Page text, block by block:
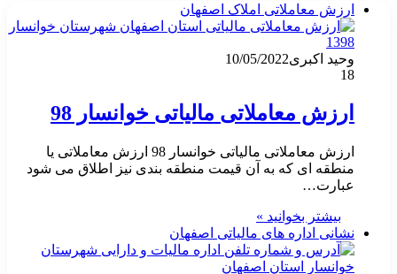
ارزش معاملاتی املاک اصفهان
وحید اکبری10/05/2022
18
ارزش معاملاتی مالیاتی خوانسار 98
ارزش معاملاتی مالیاتی خوانسار 98 ارزش معاملاتی یا
منطقه ای که به آن قیمت منطقه بندی نیز اطلاق می شود
عبارت…
بیشتر بخوانید »
نشانی اداره های مالیاتی اصفهان